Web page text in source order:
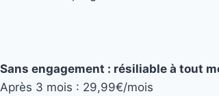
Sans engagement : résiliable à tout
Après 3 mois : 29,99€/mois